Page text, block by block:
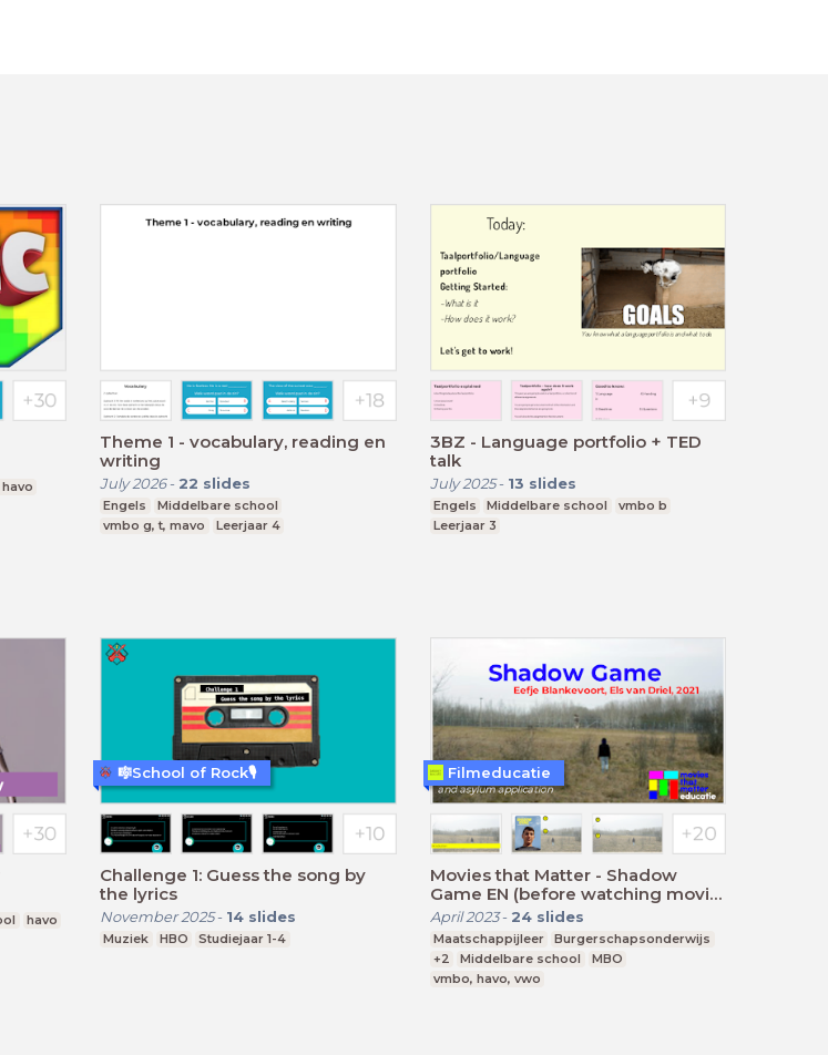
Theme 1 - vocabulary, reading en
writing
July 2026- 22 slides
Engels
Middelbare school
vmbo g, t, mavo
Leerjaar 4
3BZ - Language portfolio + TED
talk
July 2025- 13 slides
Engels Middelbare school
vmbo b
Leerjaar 3
havo
Challenge 1: Guess the song by
the lyrics
November 2025- 14 slides
Muziek HBO Studiejaar 1-4
🎼School of Rock🎙️
Movies that Matter - Shadow
Game EN (before watching movie)
- v.a. vmbo-breed
April 2023- 24 slides
Maatschappijleer
Burgerschapsonderwijs
+2
Middelbare school
MBO
vmbo, havo, vwo
Filmeducatie